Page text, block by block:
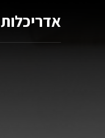
אדריכלות